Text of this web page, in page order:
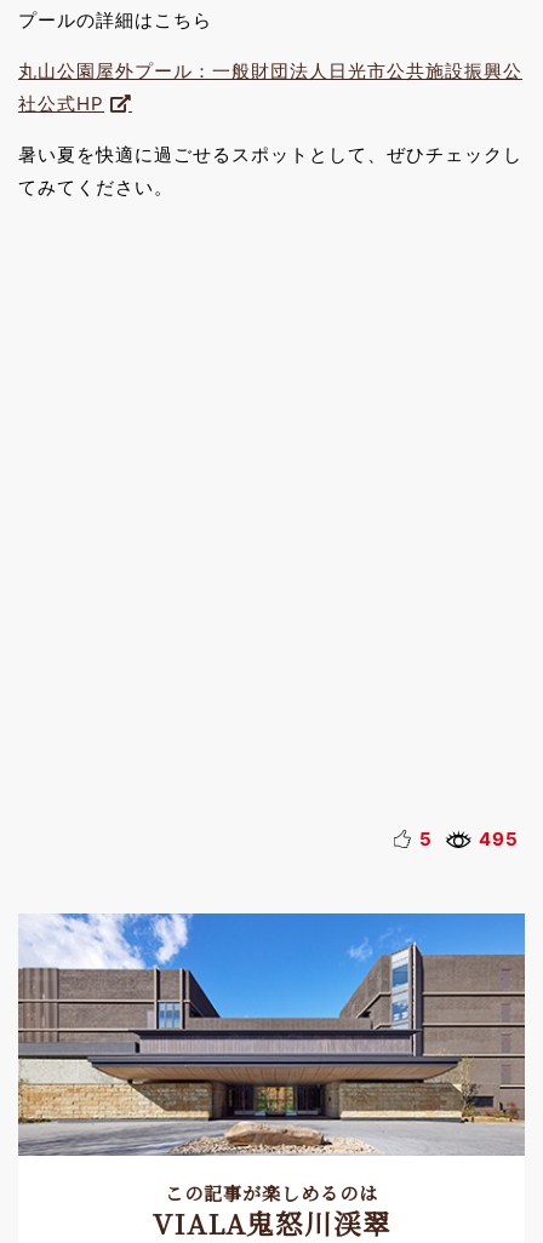
プールの詳細はこちら
丸山公園屋外プール：一般財団法人日光市公共施設振興公
社公式HP
暑い夏を快適に過ごせるスポットとして、ぜひチェックし
てみてください。
5 495
この記事が楽しめるのは
VIALA鬼怒川渓翠